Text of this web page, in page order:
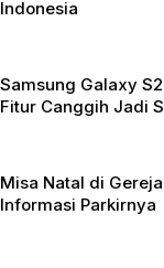
Indonesia
Samsung Galaxy
Fitur Canggih Jadi
Misa Natal di
Informasi Parkirnya